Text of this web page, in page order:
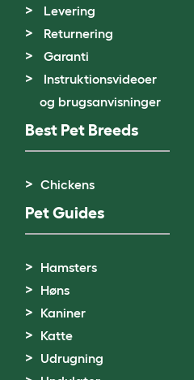
Levering
Returnering
Garanti
Instruktionsvideoer
og brugsanvisninger
Best Pet Breeds
Chickens
Pet Guides
Hamsters
Høns
Kaniner
Katte
Udrugning